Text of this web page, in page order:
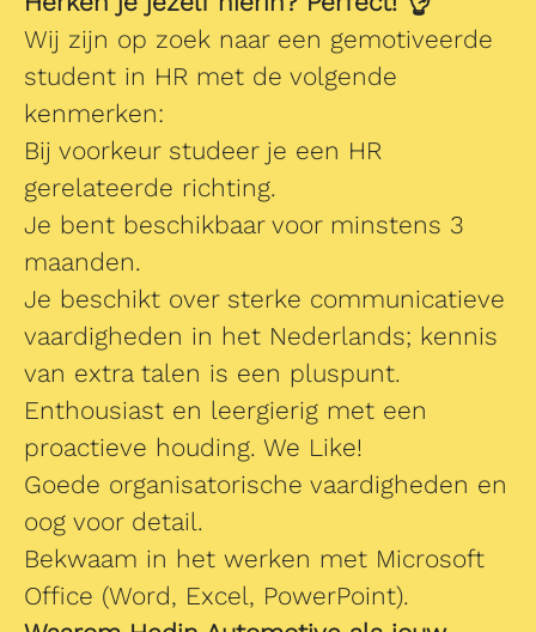
Wij zijn op zoek naar een gemotiveerde
student in HR met de volgende
kenmerken:
Bij voorkeur studeer je een HR
gerelateerde richting.
Je bent beschikbaar voor minstens 3
maanden.
Je beschikt over sterke communicatieve
vaardigheden in het Nederlands; kennis
van extra talen is een pluspunt.
Enthousiast en leergierig met een
proactieve houding. We Like!
Goede organisatorische vaardigheden en
oog voor detail.
Bekwaam in het werken met Microsoft
Office (Word, Excel, PowerPoint).